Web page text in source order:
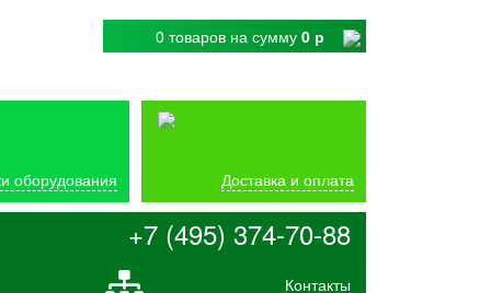
0 товаров на сумму 0 р
оборудования Доставка и оплата
+7 (495) 374-70-88
Контакты